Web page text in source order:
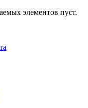
элементов пуст.